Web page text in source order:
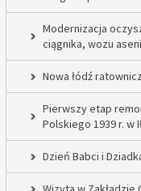
Modernizacja
ciągnika, wozu
Nowa łódź
Pierwszy etap
Polskiego 1939 r. w
Dzień Babci i